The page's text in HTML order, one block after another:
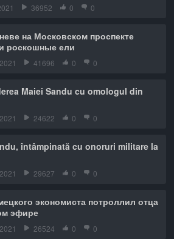
36952 0 0
на Московском проспекте
роскошные ели
41696 0 0
Maiei Sandu cu omologul din
24622 0 0
întâmpinată cu onoruri militare la
29627 0 0
экономиста потроллил отца
эфире
26524 0 0